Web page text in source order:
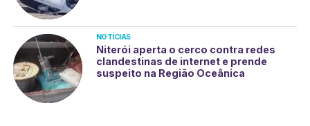
NOTÍCIAS
Niterói aperta o cerco contra redes
clandestinas de internet e prende
suspeito na Região Oceânica